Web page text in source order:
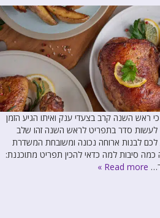
ראש השנה קרב בצעדי ענק ואיתו הגיע הזמן
לעשות סדר בתפריט לראש השנה זהו שלב
לכם לבנות ארוחה נכונה ומשובחת המשדרת
סיבות למה כדאי להכין תפריט מתוכננת:
Read more »